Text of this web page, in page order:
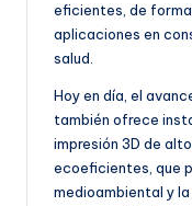
eficientes, de
aplicaciones en
salud.
Hoy en día, el
también ofrece
impresión 3D de
ecoeficientes, que
medioambiental y